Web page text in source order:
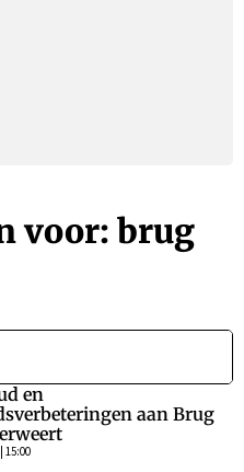
voor: brug
en
aan Brug
15:00